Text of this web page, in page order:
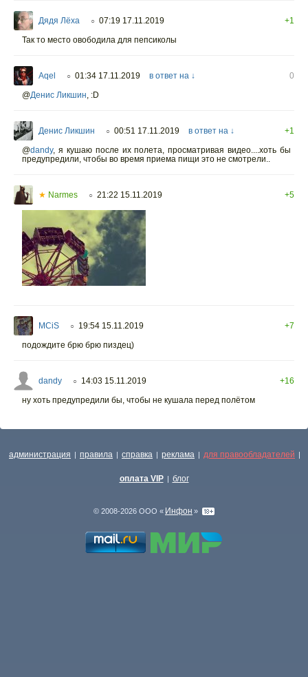
Дядя Лёха ○ 07:19 17.11.2019
+1
Так то место овободила для пепсиколы
Aqel ○ 01:34 17.11.2019 в ответ на ↓
0
@Денис Ликшин, :D
Денис Ликшин ○ 00:51 17.11.2019 в ответ на ↓
+1
@dandy, я кушаю после их полета, просматривая видео....хоть бы
предупредили, чтобы во время приема пищи это не смотрели..
★ Narmes ○ 21:22 15.11.2019 +5
MCiS ○ 19:54 15.11.2019
+7
подождите брю брю пиздец)
dandy ○ 14:03 15.11.2019
+16
ну хоть предупредили бы, чтобы не кушала перед полётом
администрация | правила | справка | реклама | для правообладателей |
оплата VIP | блог
© 2008-2026 ООО « Инфон »